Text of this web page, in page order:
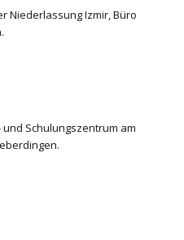
Niederlassung Izmir, Büro
und Schulungszentrum am